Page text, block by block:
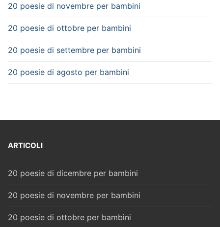
20 poesie di novembre per bambini
20 poesie di ottobre per bambini
20 poesie di settembre per bambini
20 poesie di agosto per bambini
ARTICOLI
20 poesie di dicembre per bambini
20 poesie di novembre per bambini
20 poesie di ottobre per bambini